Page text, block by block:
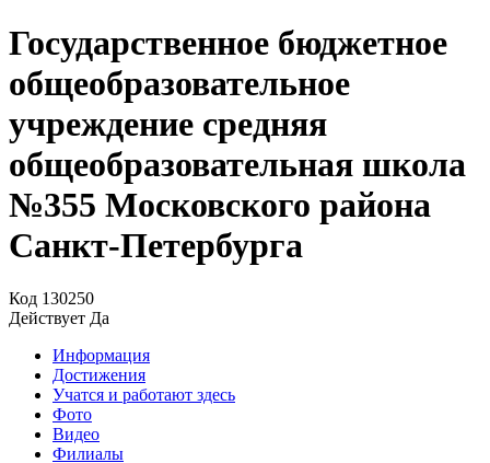
Государственное бюджетное
общеобразовательное
учреждение средняя
общеобразовательная школа
№355 Московского района
Санкт-Петербурга
Код 130250
Действует Да
Информация
Достижения
Учатся и работают здесь
Фото
Видео
Филиалы